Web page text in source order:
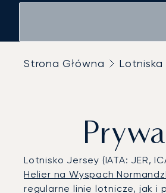
Strona Główna Lotniska
Lotnisko Jersey (IATA: JER,
Helier na Wyspach
regularne linie lotnicze, jak i